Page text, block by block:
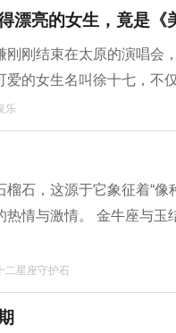
漂亮的女生，竟是《
刚刚结束在太原的演唱会
爱的女生名叫徐十七，不
乐
榴石，这源于它象征着“
热情与激情。 金牛座与
二星座守护石